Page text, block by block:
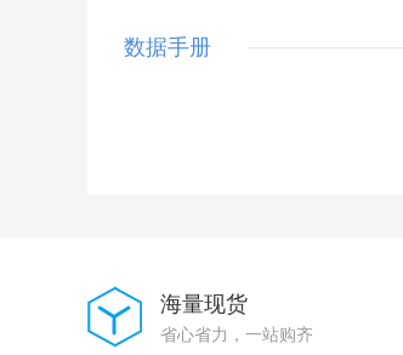
数据手册
海量现货
省心省力，一站购齐